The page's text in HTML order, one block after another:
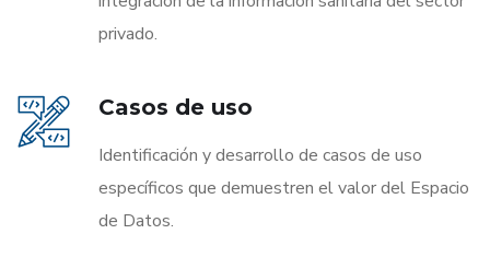
privado.
Casos de uso
Identificación y desarrollo de casos de uso
específicos que demuestren el valor del Espacio
de Datos.